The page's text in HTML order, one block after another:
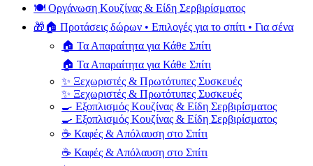
🍽️ Οργάνωση Κουζίνας & Είδη Σερβιρίσματος
🎁🏠 Προτάσεις δώρων • Επιλογές για το σπίτι • Για σένα
🏠 Τα Απαραίτητα για Κάθε Σπίτι
🏠 Τα Απαραίτητα για Κάθε Σπίτι
✨ Ξεχωριστές & Πρωτότυπες Συσκευές
✨ Ξεχωριστές & Πρωτότυπες Συσκευές
🍳 Εξοπλισμός Κουζίνας & Είδη Σερβιρίσματος
🍳 Εξοπλισμός Κουζίνας & Είδη Σερβιρίσματος
☕ Καφές & Απόλαυση στο Σπίτι
☕ Καφές & Απόλαυση στο Σπίτι